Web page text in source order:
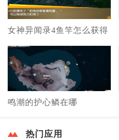
女神异闻录4鱼竿怎么获得
鸣潮的护心鳞在哪
热门应用